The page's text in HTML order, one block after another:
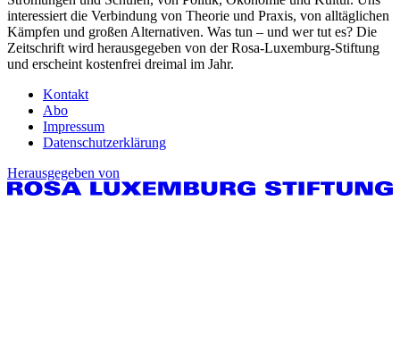
interessiert die Verbindung von Theorie und Praxis, von alltäglichen
Kämpfen und großen Alternativen. Was tun – und wer tut es? Die
Zeitschrift wird herausgegeben von der Rosa-Luxemburg-Stiftung
und erscheint kostenfrei dreimal im Jahr.
Kontakt
Abo
Impressum
Datenschutzerklärung
Herausgegeben von